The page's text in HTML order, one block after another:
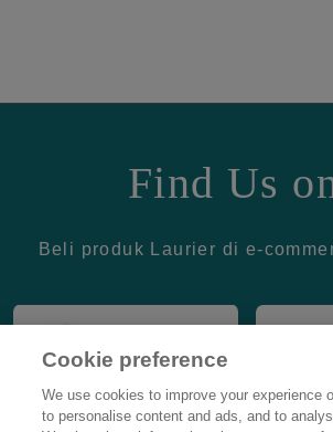
Find Us
Beli produk Laurier di e-
Cookie preference
We use cookies to improve your experience
to personalise content and ads, and to